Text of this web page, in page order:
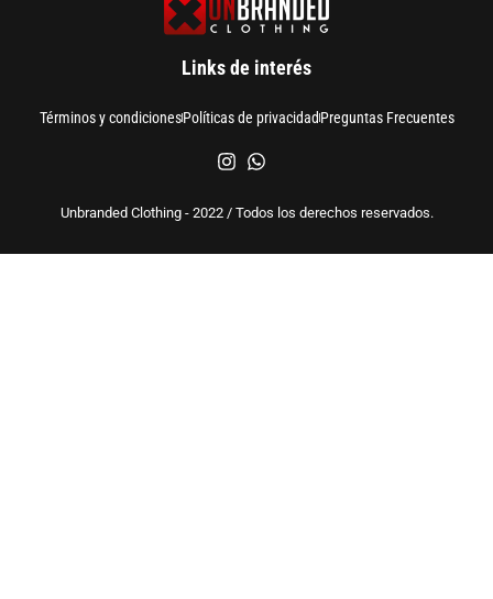
Links de interés
Términos y condicionesPolíticas de privacidadPreguntas Frecuentes
Unbranded Clothing - 2022 / Todos los derechos reservados.